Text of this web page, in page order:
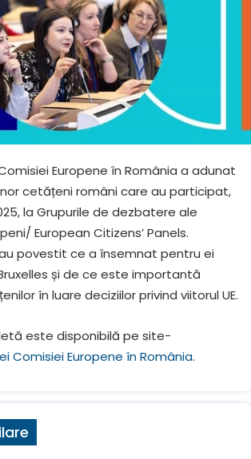
Europene în România a adunat
cetățeni români care au participat,
la Grupurile de dezbatere ale
European Citizens’ Panels.
povestit ce a însemnat pentru ei
și de ce este importantă
în luare deciziilor privind viitorul UE.
este disponibilă pe site-
Comisiei Europene în România.